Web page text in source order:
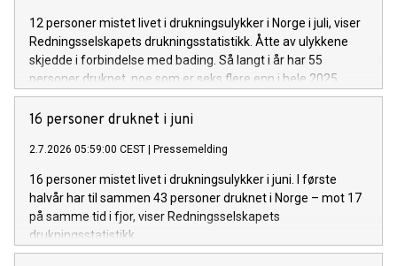
12 personer mistet livet i drukningsulykker i Norge i juli, viser
Redningsselskapets drukningsstatistikk. Åtte av ulykkene
skjedde i forbindelse med bading. Så langt i år har 55
personer druknet, noe som er seks flere enn i hele 2025.
16 personer druknet i juni
2.7.2026 05:59:00 CEST | Pressemelding
16 personer mistet livet i drukningsulykker i juni. I første
halvår har til sammen 43 personer druknet i Norge – mot 17
på samme tid i fjor, viser Redningsselskapets
drukningsstatistikk.